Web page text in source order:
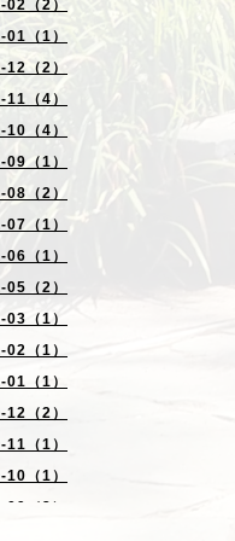
（2）
（1）
（2）
（4）
（4）
（1）
（2）
（1）
（1）
（2）
（1）
（1）
（1）
（2）
（1）
（1）
（2）